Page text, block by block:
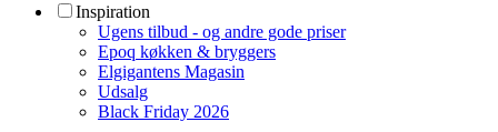
Inspiration
Ugens tilbud - og andre gode priser
Epoq køkken & bryggers
Elgigantens Magasin
Udsalg
Black Friday 2026